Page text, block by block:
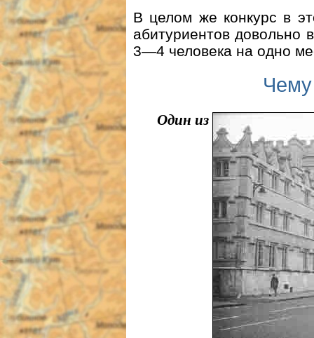
В целом же конкурс в
абитуриентов довольно
3—4 человека на одно
Чему
Один из